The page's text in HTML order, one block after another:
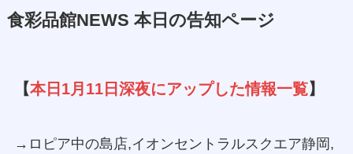
食彩品館NEWS 本日の告知ページ
【本日1月11日深夜にアップした情報一覧】
→ロピア中の島店,イオンセントラルスクエア静岡,